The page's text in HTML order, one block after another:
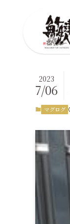
2023
7/06
マグログ